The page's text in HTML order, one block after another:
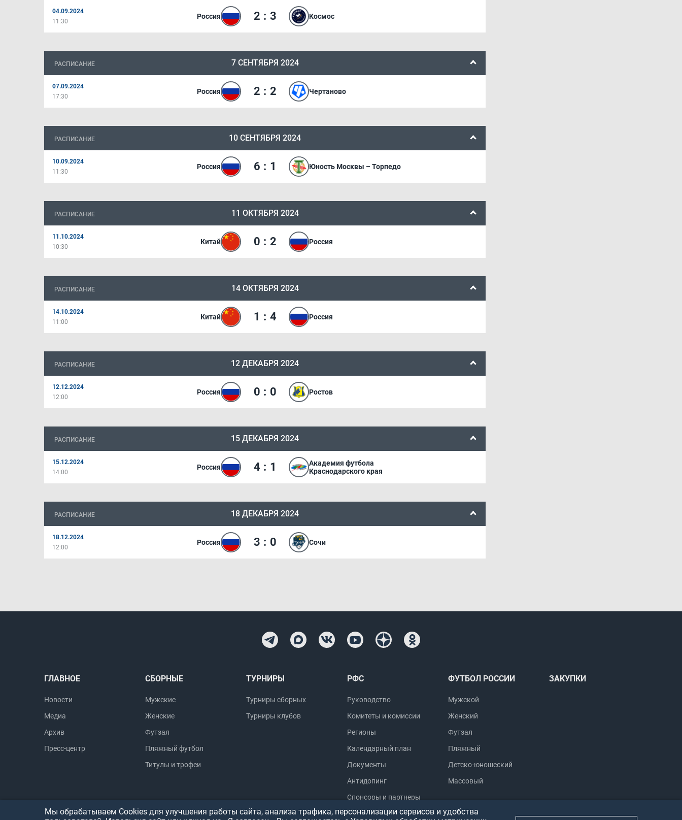
04.09.2024
11:30
Россия 2 : 3 Космос
РАСПИСАНИЕ 7 СЕНТЯБРЯ 2024
07.09.2024
17:30
Россия 2 : 2 Чертаново
РАСПИСАНИЕ 10 СЕНТЯБРЯ 2024
10.09.2024
11:30
Россия 6 : 1 Юность Москвы – Торпедо
РАСПИСАНИЕ 11 ОКТЯБРЯ 2024
11.10.2024
10:30
Китай 0 : 2 Россия
РАСПИСАНИЕ 14 ОКТЯБРЯ 2024
14.10.2024
11:00
Китай 1 : 4 Россия
РАСПИСАНИЕ 12 ДЕКАБРЯ 2024
12.12.2024
12:00
Россия 0 : 0 Ростов
РАСПИСАНИЕ 15 ДЕКАБРЯ 2024
15.12.2024
14:00
Россия 4 : 1
Академия футбола
Краснодарского края
РАСПИСАНИЕ 18 ДЕКАБРЯ 2024
18.12.2024
12:00
Россия 3 : 0 Сочи
ГЛАВНОЕ
Новости
Медиа
Архив
Пресс-центр
СБОРНЫЕ
Мужские
Женские
Футзал
Пляжный футбол
Титулы и трофеи
ТУРНИРЫ
Турниры сборных
Турниры клубов
РФС
Руководство
Комитеты и комиссии
Регионы
Календарный план
Документы
Антидопинг
Спонсоры и партнеры
ФУТБОЛ РОССИИ
Мужской
Женский
Футзал
Пляжный
Детско-юношеский
Массовый
ЗАКУПКИ
Мы обрабатываем Cookies для улучшения работы сайта, анализа трафика, персонализации сервисов и удобства